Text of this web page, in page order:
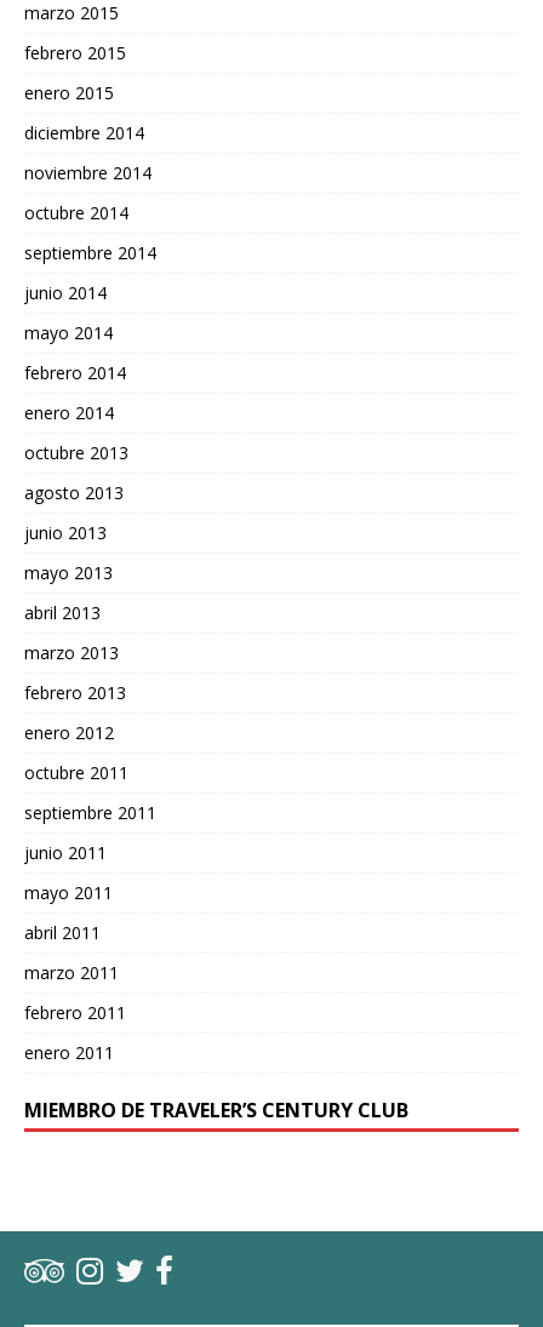
marzo 2015
febrero 2015
enero 2015
diciembre 2014
noviembre 2014
octubre 2014
septiembre 2014
junio 2014
mayo 2014
febrero 2014
enero 2014
octubre 2013
agosto 2013
junio 2013
mayo 2013
abril 2013
marzo 2013
febrero 2013
enero 2012
octubre 2011
septiembre 2011
junio 2011
mayo 2011
abril 2011
marzo 2011
febrero 2011
enero 2011
MIEMBRO DE TRAVELER’S CENTURY CLUB